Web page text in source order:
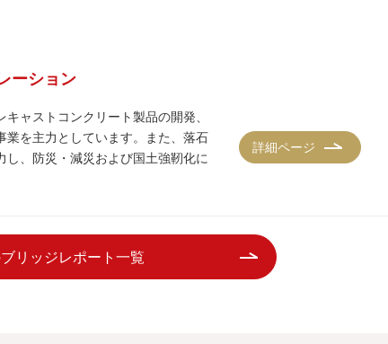
ーション
ャストコンクリート製品の開発、
業を主力としています。また、落石
、防災・減災および国土強靭化に
詳細ページ
リッジレポート一覧